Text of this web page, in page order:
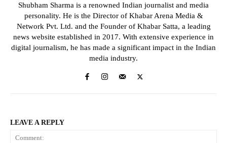
Shubham Sharma is a renowned Indian journalist and media
personality. He is the Director of Khabar Arena Media &
Network Pvt. Ltd. and the Founder of Khabar Satta, a leading
news website established in 2017. With extensive experience in
digital journalism, he has made a significant impact in the Indian
media industry.
LEAVE A REPLY